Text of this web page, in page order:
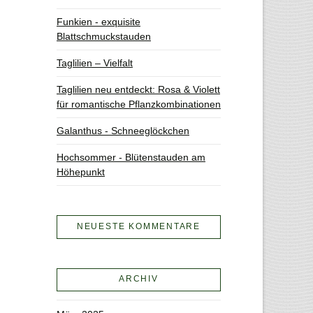
Funkien - exquisite
Blattschmuckstauden
Taglilien – Vielfalt
Taglilien neu entdeckt: Rosa & Violett
für romantische Pflanzkombinationen
Galanthus - Schneeglöckchen
Hochsommer - Blütenstauden am
Höhepunkt
NEUESTE KOMMENTARE
ARCHIV